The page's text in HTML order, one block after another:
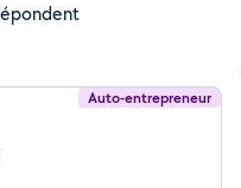
Auto-entrepreneur